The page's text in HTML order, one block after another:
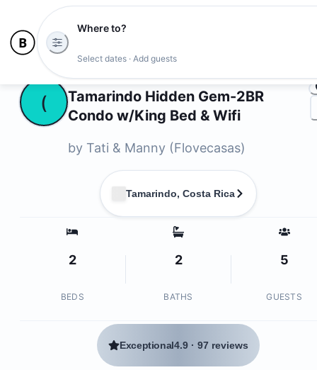
Where to?
Select dates · Add guests
⁨(
Tamarindo Hidden Gem-2BR
Condo w/King Bed & Wifi
by ⁨Tati & Manny (Flovecasas)⁩
Tamarindo, Costa Rica
2
BEDS
2
BATHS
5
GUESTS
Exceptional4.9 ·97 reviews